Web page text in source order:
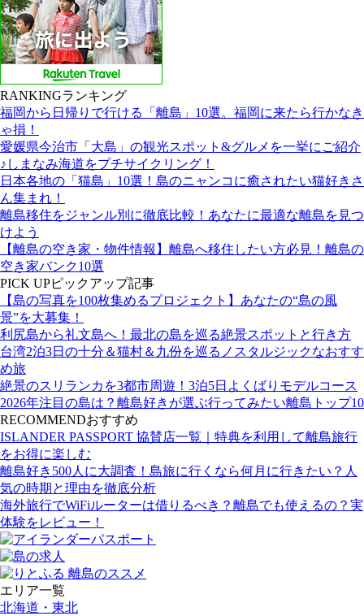
RANKINGランキング
福岡から日帰りで行ける「離島」10選。福岡に来たら行かなき
ゃ損！
愛媛県今治市「大島」の観光スポット&グルメを一挙にご紹介
♪しまなみ海道をプチサイクリング！
日本各地の「猫島」10選！島のニャンコに癒されたい猫好きさ
ん集まれ！
離島移住をジャンル別に徹底比較！あなたに最適な離島を見つ
けよう
【離島の空き家・物件情報】離島へ移住したい方必見！離島の
空き家バンク10選
PICK UPピックアップ記事
【島の写真を100枚集めるプロジェクト】あなたの“島の風
景”を大募集！
利尻島から礼文島へ！最北の島を巡る絶景スポットと行き方
台湾2泊3日の十分＆猫村＆九份を巡るノスタルジックなおすす
め旅
絶景のスリランカを3都市周遊！3泊5日よくばりモデルコース
2026年注目の島は？離島好きが選ぶ行ってみたい離島トップ10
RECOMMENDおすすめ
ISLANDER PASSPORT 協賛店一覧｜特典を利用して離島旅行
をお得に楽しむ
離島好き500人に大調査！島旅に行くなら何月に行きたい？人
気の時期と理由を徹底分析
海外旅行でWiFiルーターは借りるべき？離島でも使えるの？実
体験をレビュー！
エリア一覧
北海道・東北